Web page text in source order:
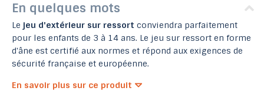
En quelques mots
Le jeu d'extérieur sur ressort conviendra parfaitement
pour les enfants de 3 à 14 ans. Le jeu sur ressort en forme
d'âne est certifié aux normes et répond aux exigences de
sécurité française et européenne.
En savoir plus sur ce produit